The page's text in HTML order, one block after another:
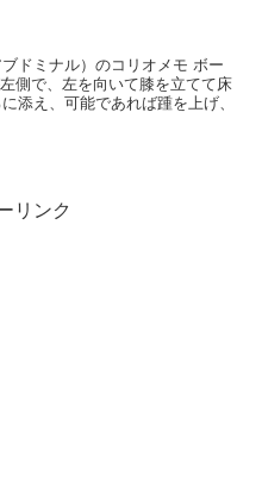
ドミナル）のコリオメモ ボー
側で、左を向いて膝を立てて床
添え、可能であれば踵を上げ、
リンク